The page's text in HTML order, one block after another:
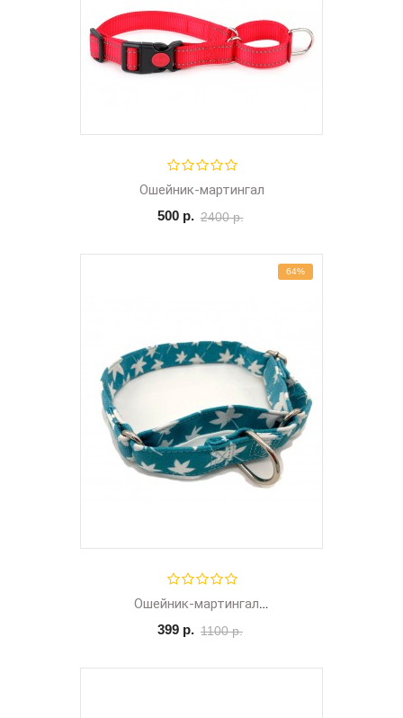
Ошейник-мартингал
500 р. 2400 р.
64%
Ошейник-мартингал ткань
399 р. 1100 р.